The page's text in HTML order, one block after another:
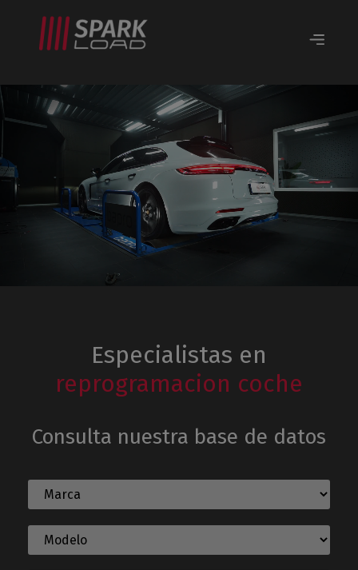
Especialistas en
reprogramacion coche
Consulta nuestra base de datos